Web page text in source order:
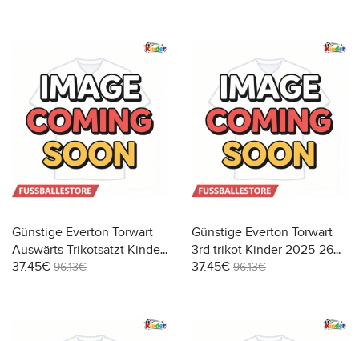
Günstige Everton Torwart
Auswärts Trikotsatzt Kinder
2025-26 Kurzarm (+ Kurze
37.45€ 96.13€
Günstige Everton Torwart
3rd trikot Kinder 2025-26
Kurzarm (+ Kurze Hosen)
37.45€ 96.13€